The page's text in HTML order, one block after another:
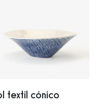
textil cónico